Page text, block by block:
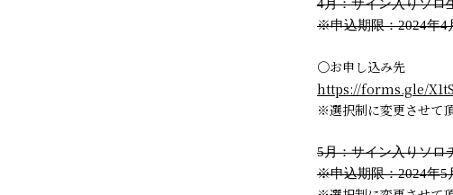
4月：サイン入りソ
※申込期限：2024年4
〇お申し込み先
https://forms.gle/
※選択制に変更させて
5月：サイン入りソ
※申込期限：2024年5